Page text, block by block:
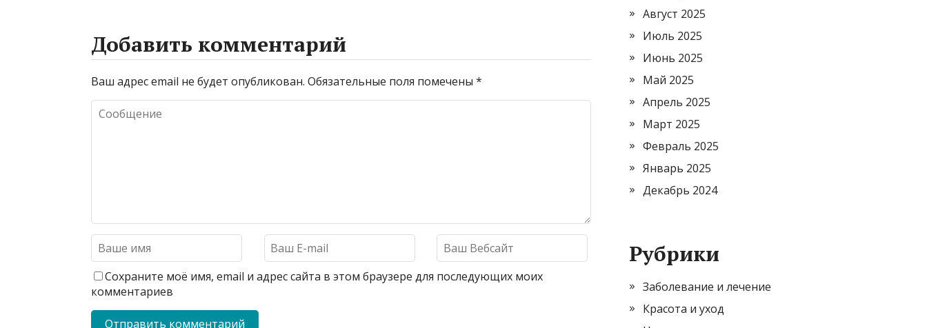
Добавить комментарий
Ваш адрес email не будет опубликован. Обязательные поля помечены *
Сохраните моё имя, email и адрес сайта в этом браузере для последующих моих
комментариев
Август 2025
Июль 2025
Июнь 2025
Май 2025
Апрель 2025
Март 2025
Февраль 2025
Январь 2025
Декабрь 2024
Рубрики
Заболевание и лечение
Красота и уход